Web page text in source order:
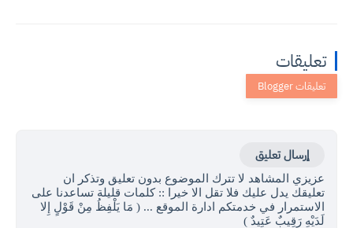
تعليقات
إرسال تعليق
عزيزي المشاهد لا تترك الموضوع بدون تعليق وتذكر ان
تعليقك يدل عليك فلا تقل الا خيرا :: كلمات قليلة تساعدنا على
الاستمرار في خدمتكم ادارة الموقع ... ( مَا يَلْفِظُ مِنْ قَوْلٍ إِلا
لَدَيْهِ رَقِيبٌ عَتِيدٌ )